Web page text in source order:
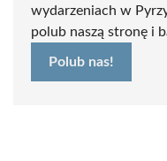
wydarzeniach w
polub naszą stronę i
Polub nas!